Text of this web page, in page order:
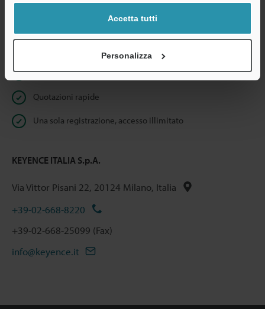
Accetta tutti
Personalizza
Dichiarazione sulla privacy
Download istantaneo della documentazione
Quotazioni rapide
Una sola registrazione, accesso illimitato
KEYENCE ITALIA S.p.A.
Via Vittor Pisani 22, 20124 Milano, Italia
+39-02-668-8220
+39-02-668-25099 (Fax)
info@keyence.it